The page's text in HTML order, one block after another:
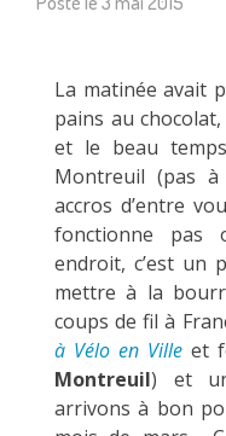
La matinée avait
pains au
et le beau
Montreuil (pas à
accros d’entre
fonctionne pas
endroit, c’est un
mettre à la
coups de fil à
à Vélo en Ville et
Montreuil) et
arrivons à bon